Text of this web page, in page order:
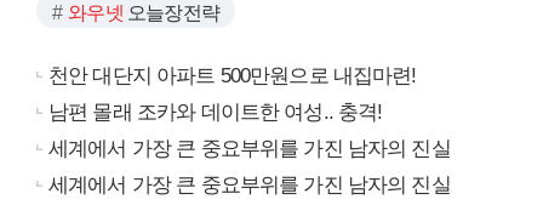
와우넷 오늘장전략
천안 대단지 아파트 500만원으로 내집마련!
남편 몰래 조카와 데이트한 여성.. 충격!
세계에서 가장 큰 중요부위를 가진 남자의 진실
세계에서 가장 큰 중요부위를 가진 남자의 진실